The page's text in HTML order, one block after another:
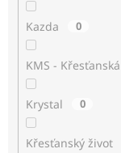
Kazda 0
KMS -
Krystal 0
Křesťanský život